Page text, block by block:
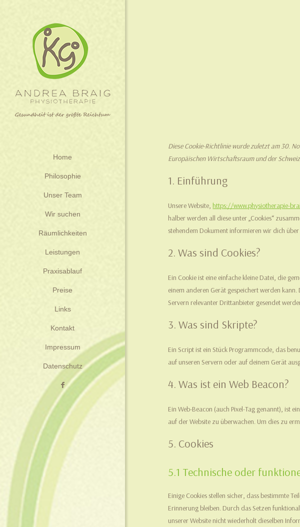
Home
Philosophie
Unser Team
Wir suchen
Räumlichkeiten
Leistungen
Praxisablauf
Preise
Links
Kontakt
Impressum
Datenschutz
Diese Cookie-Richtlinie wurde zuletzt am 30.
Europäischen Wirtschaftsraum und der
1. Einführung
Unsere Website, https://www.physiotherapie-
halber werden all diese unter „Cookies“
stehendem Dokument informieren wir dich
2. Was sind Cookies?
Ein Cookie ist eine einfache kleine Datei, die
einem anderen Gerät gespeichert werden
Servern relevanter Drittanbieter gesendet
3. Was sind Skripte?
Ein Script ist ein Stück Programmcode, das
auf unseren Servern oder auf deinem Gerät
4. Was ist ein Web Beacon?
Ein Web-Beacon (auch Pixel-Tag genannt), ist
auf der Website zu überwachen. Um dies zu
5. Cookies
5.1 Technische oder
Einige Cookies stellen sicher, dass bestimmte
Erinnerung bleiben. Durch das Setzen
unserer Website nicht wiederholt dieselben